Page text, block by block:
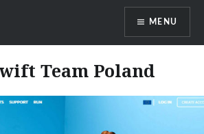
MENU
Team Poland